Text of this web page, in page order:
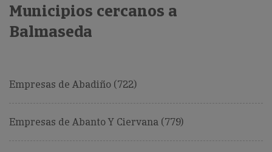
Municipios cercanos a
Balmaseda
Empresas de Abadiño (722)
Empresas de Abanto Y Ciervana (779)